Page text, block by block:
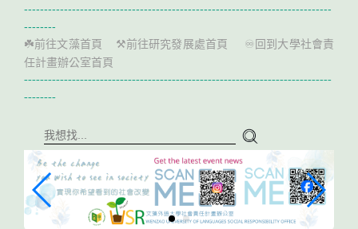
-----------------------------------------------------------------------------
--------
☘️前往文藻首頁 ⚒️前往研究發展處首頁 ♾️ 回到大學社會責
任計畫辦公室首頁
-----------------------------------------------------------------------------
--------